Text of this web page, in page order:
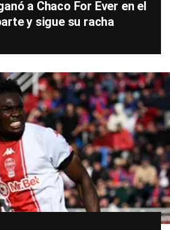
a Chaco For Ever en el
y sigue su racha